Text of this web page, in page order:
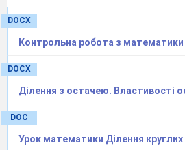
DOCX
Контрольна робота з математики
DOCX
Ділення з остачею. Властивості
DOC
Урок математики Ділення круглих